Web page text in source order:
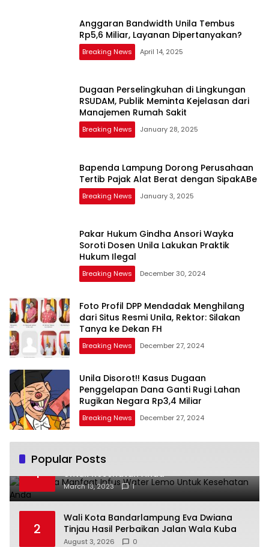
Anggaran Bandwidth Unila Tembus
Rp5,6 Miliar, Layanan Dipertanyakan?
Breaking News April 14, 2025
Dugaan Perselingkuhan di Lingkungan
RSUDAM, Publik Meminta Kejelasan dari
Manajemen Rumah Sakit
Breaking News January 28, 2025
Bapenda Lampung Dorong Perusahaan
Tertib Pajak Alat Berat dengan SipakABe
Breaking News January 3, 2025
Pakar Hukum Gindha Ansori Wayka
Soroti Dosen Unila Lakukan Praktik
Hukum Ilegal
Breaking News December 30, 2024
Foto Profil DPP Mendadak Menghilang
dari Situs Resmi Unila, Rektor: Silakan
Tanya ke Dekan FH
Breaking News December 27, 2024
Unila Disorot!! Kasus Dugaan
Penggelapan Dana Ganti Rugi Lahan
Rugikan Negara Rp3,4 Miliar
Breaking News December 27, 2024
Popular Posts
1
Beberapa Manfaat Infus Water Lemo
Untuk Kesehatan Anda
March 13, 2023 1
2
Wali Kota Bandarlampung Eva Dwiana
Tinjau Hasil Perbaikan Jalan Wala Kuba
August 3, 2026 0